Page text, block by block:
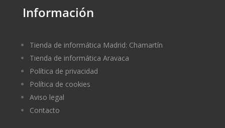
Información
Tienda de informática Madrid: Chamartín
Tienda de informática Aravaca
Política de privacidad
Política de cookies
Aviso legal
Contacto